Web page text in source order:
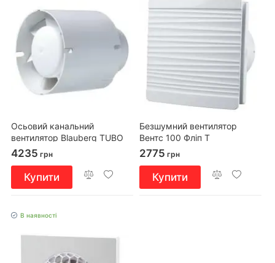
Осьовий канальний
вентилятор Blauberg TUBO
125 Т
4235 грн
Купити
Безшумний вентилятор
Вентс 100 Фліп Т
2775 грн
Купити
В наявності